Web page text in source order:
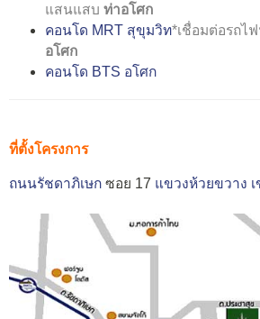
แสนแสบ ท่าอโศก
คอนโด MRT สุขุมวิท*เชื่อมต่อรถไ
อโศก
คอนโด BTS อโศก
ที่ตั้งโครงการ
ถนนรัชดาภิเษก ซอย 17 แขวงห้วยขวาง